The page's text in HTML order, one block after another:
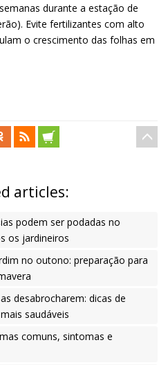
durante a estação de
Evite fertilizantes com alto
o crescimento das folhas em
articles:
podem ser podadas no
os jardineiros
no outono: preparação para
desabrocharem: dicas de
saudáveis
comuns, sintomas e